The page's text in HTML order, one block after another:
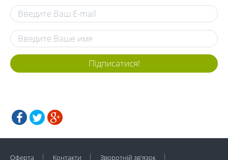
Підписатися!
Оферта Контакти Зворотній зв'язок